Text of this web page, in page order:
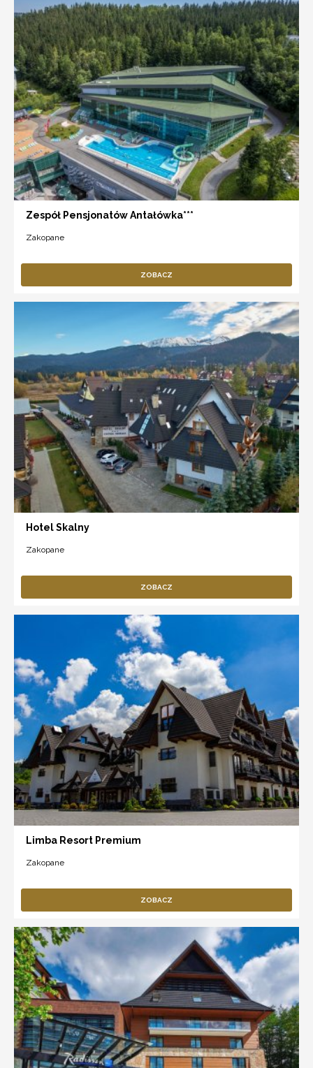
Zespół Pensjonatów Antałówka***
Zakopane
ZOBACZ
Hotel Skalny
Zakopane
ZOBACZ
Limba Resort Premium
Zakopane
ZOBACZ